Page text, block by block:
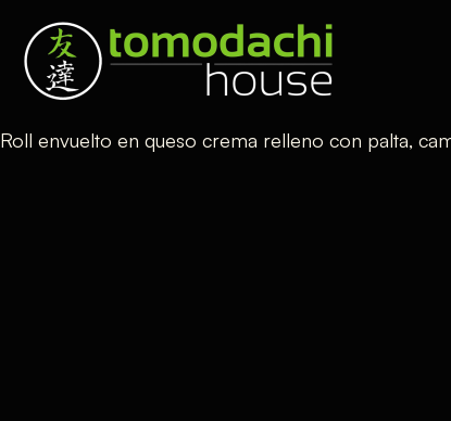
Roll envuelto en queso crema relleno con palta,